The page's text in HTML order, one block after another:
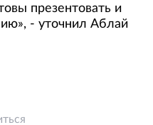
презентовать и
- уточнил Аблай